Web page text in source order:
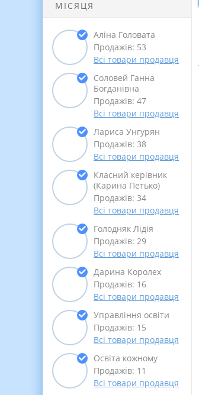
МІСЯЦЯ
Аліна Головата
Продажів: 53
Всі товари продавця
Соловей Ганна
Богданівна
Продажів: 47
Всі товари продавця
Лариса Унгурян
Продажів: 38
Всі товари продавця
Класний керівник
(Карина Петько)
Продажів: 34
Всі товари продавця
Голодняк Лідія
Продажів: 29
Всі товари продавця
Дарина Королех
Продажів: 16
Всі товари продавця
Управління освіти
Продажів: 15
Всі товари продавця
Освіта кожному
Продажів: 11
Всі товари продавця